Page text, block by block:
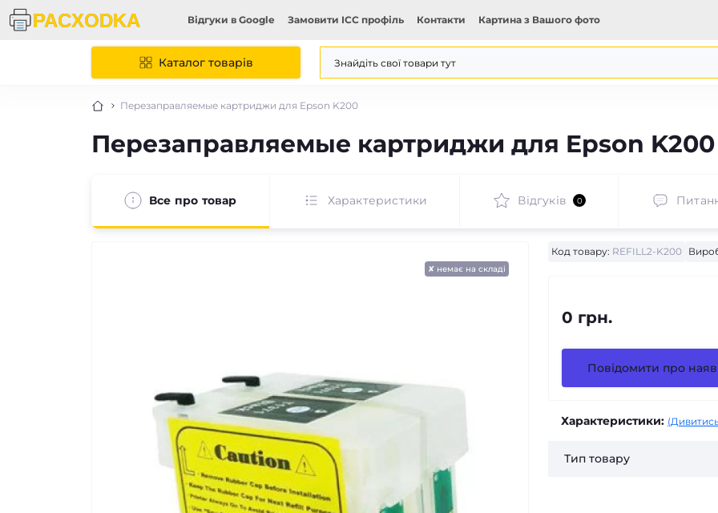
Відгуки в Google Замовити ICC профіль Контакти Картина з Вашого фото
Каталог товарів
Перезаправляемые картриджи для Epson K200
Перезаправляемые картриджи для Epson K200
Все про товар Характеристики Відгуків 0
✘ немає на складі
Код товару: REFILL2-K200
0 грн.
Повідомити про
Характеристики: (Дивитись
Тип товару